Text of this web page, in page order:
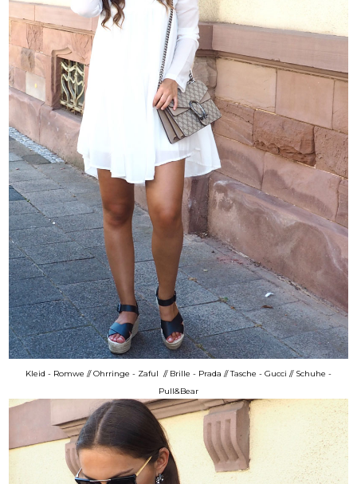
Kleid - Romwe // Ohrringe - Zaful // Brille - Prada // Tasche - Gucci // Schuhe -
Pull&Bear